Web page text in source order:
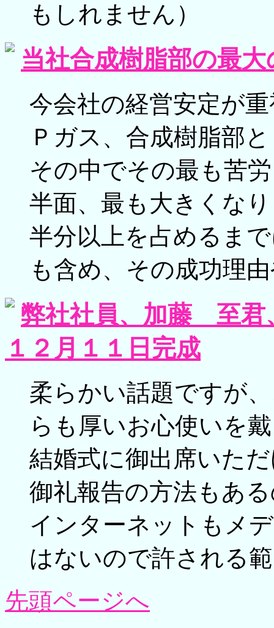
もしれません）
当社合成樹脂部の最
今会社の経営安定が
Ｐガス、合成樹脂部
その中でその最も苦
半面、最も大きくな
半分以上を占めるま
も含め、その成功理
弊社社員、加藤 至君
１２月１１日完成
柔らかい話題ですが
らも厚いお心使いを
結婚式に御出席いた
御礼報告の方法もあ
インターネットもメ
はないので許される
先頭ページへ